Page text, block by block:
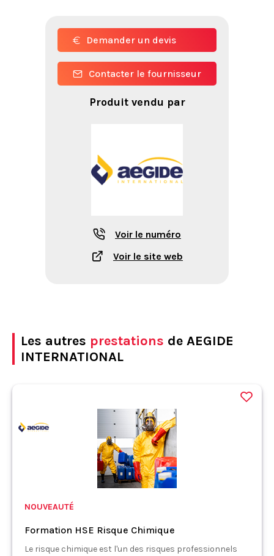
Demander un devis
Contacter le fournisseur
Produit vendu par
Voir le numéro
Voir le site web
Les autres prestations de AEGIDE
INTERNATIONAL
NOUVEAUTÉ
Formation HSE Risque Chimique
Le risque chimique est l'un des risques professionnels